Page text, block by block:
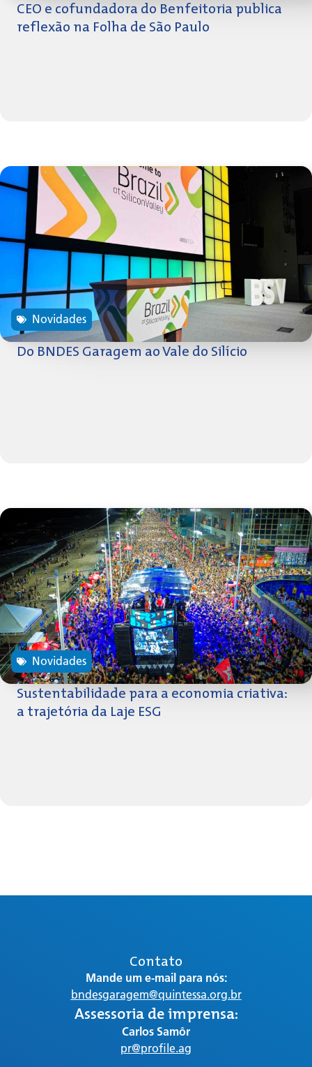
CEO e cofundadora do Benfeitoria publica
reflexão na Folha de São Paulo
Novidades
Do BNDES Garagem ao Vale do Silício
Novidades
Sustentabilidade para a economia criativa:
a trajetória da Laje ESG
Contato
Mande um e-mail para nós:
bndesgaragem@quintessa.org.br
Assessoria de imprensa:
Carlos Samôr
pr@profile.ag